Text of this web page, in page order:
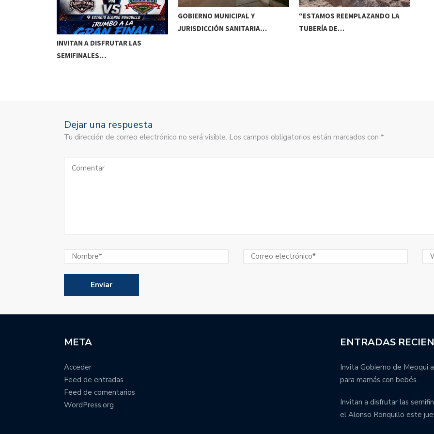
INVITAN A DISFRUTAR LAS
SEMIFINALES…
GOBIERNO MUNICIPAL Y
JURISDICCIÓN SANITARIA…
“ESTAMOS REEMPLAZANDO LA
TUBERÍA DE…
Dejar una respuesta
Tu dirección de correo electrónico no será visible. Los campos obligatorios están marcados con *
META
Acceder
Feed de entradas
Feed de comentarios
WordPress.org
ENTRADAS
Invita Gobierno de Meoqui
para mamás con bebés.
Invitan a disfrutar las
el Alonso Ronquillo este